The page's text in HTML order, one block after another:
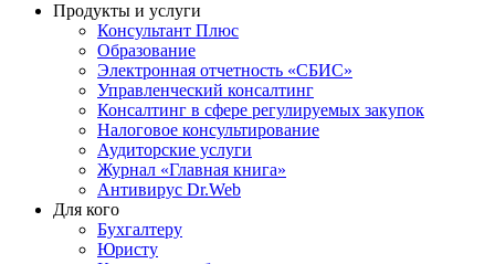
Продукты и услуги
Консультант Плюс
Образование
Электронная отчетность «СБИС»
Управленческий консалтинг
Консалтинг в сфере регулируемых закупок
Налоговое консультирование
Аудиторские услуги
Журнал «Главная книга»
Антивирус Dr.Web
Для кого
Бухгалтеру
Юристу